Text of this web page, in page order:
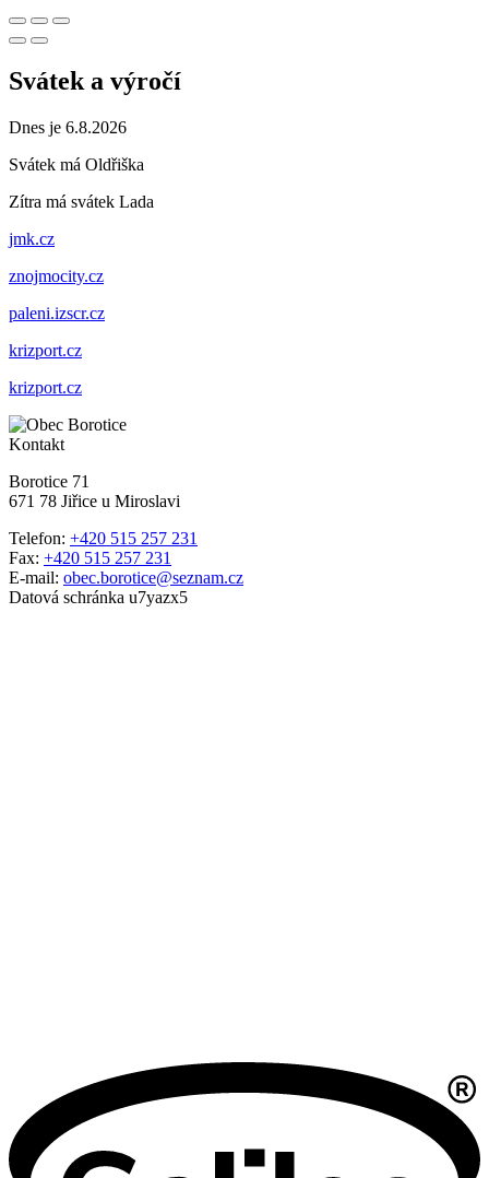
Svátek a výročí
Dnes je 6.8.2026
Svátek má Oldřiška
Zítra má svátek Lada
jmk.cz
znojmocity.cz
paleni.izscr.cz
krizport.cz
krizport.cz
Kontakt
Borotice 71
671 78 Jiřice u Miroslavi
Telefon: +420 515 257 231
Fax: +420 515 257 231
E-mail: obec.borotice@seznam.cz
Datová schránka u7yazx5